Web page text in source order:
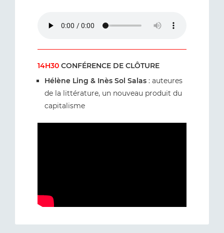
14H30 CONFÉRENCE DE CLÔTURE
Hélène Ling & Inès Sol Salas : auteures
de la littérature, un nouveau produit du
capitalisme